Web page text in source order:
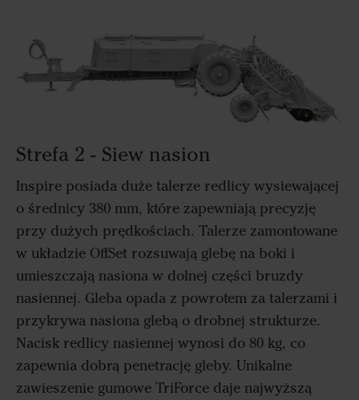
Strefa 2 - Siew nasion
Inspire posiada duże talerze redlicy wysiewającej
o średnicy 380 mm, które zapewniają precyzję
przy dużych prędkościach. Talerze zamontowane
w układzie OffSet rozsuwają glebę na boki i
umieszczają nasiona w dolnej części bruzdy
nasiennej. Gleba opada z powrotem za talerzami i
przykrywa nasiona glebą o drobnej strukturze.
Nacisk redlicy nasiennej wynosi do 80 kg, co
zapewnia dobrą penetrację gleby. Unikalne
zawieszenie gumowe TriForce daje najwyższą